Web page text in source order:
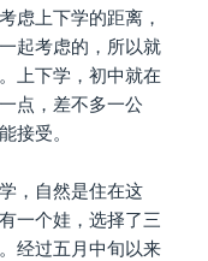
虑上下学的距离，
起考虑的，所以就
上下学，初中就在
点，差不多一公
接受。
，自然是住在这
一个娃，选择了三
经过五月中旬以来